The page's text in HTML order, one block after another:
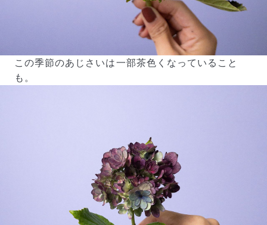
きな時に好きな花をご注文いただけます。
Q. 配送できないエリアはありますか？
ただいま沖縄・離島エリアへの配送には対応しておりませ
Q. 配送日時は指定できますか？
お花をベストなタイミングで発送しているため、お届け日の
マトのアプリから変更可能です。
この季節のあじさいは一部茶色くなっていること
も。